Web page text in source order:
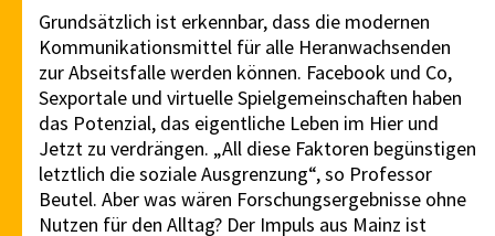
Grundsätzlich ist erkennbar, dass die modernen
Kommunikationsmittel für alle Heranwachsenden
zur Abseitsfalle werden können. Facebook und Co,
Sexportale und virtuelle Spielgemeinschaften haben
das Potenzial, das eigentliche Leben im Hier und
Jetzt zu verdrängen. „All diese Faktoren begünstigen
letztlich die soziale Ausgrenzung“, so Professor
Beutel. Aber was wären Forschungsergebnisse ohne
Nutzen für den Alltag? Der Impuls aus Mainz ist